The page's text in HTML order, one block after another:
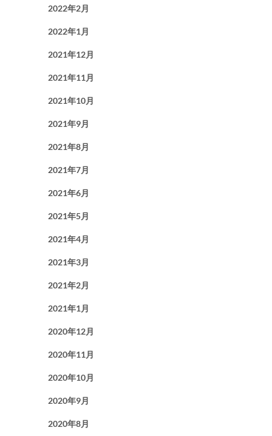
2022年2月
2022年1月
2021年12月
2021年11月
2021年10月
2021年9月
2021年8月
2021年7月
2021年6月
2021年5月
2021年4月
2021年3月
2021年2月
2021年1月
2020年12月
2020年11月
2020年10月
2020年9月
2020年8月